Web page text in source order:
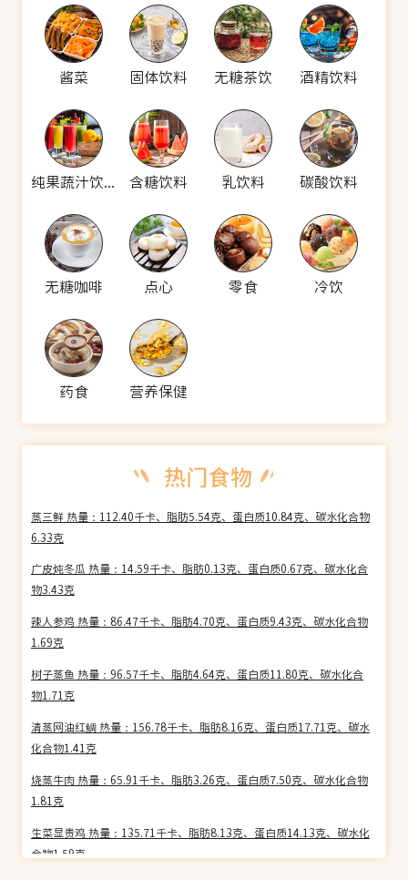
酱菜 固体饮料 无糖茶饮 酒精饮料
纯果蔬汁饮料 含糖饮料 乳饮料 碳酸饮料
无糖咖啡 点心 零食 冷饮
药食 营养保健
蒸三鲜 热量：112.40千卡、脂肪5.54克、蛋白质10.84克、碳水化合物
6.33克
广皮炖冬瓜 热量：14.59千卡、脂肪0.13克、蛋白质0.67克、碳水化合
物3.43克
辣人参鸡 热量：86.47千卡、脂肪4.70克、蛋白质9.43克、碳水化合物
1.69克
树子蒸鱼 热量：96.57千卡、脂肪4.64克、蛋白质11.80克、碳水化合
物1.71克
清蒸网油红鲷 热量：156.78千卡、脂肪8.16克、蛋白质17.71克、碳水
化合物1.41克
烧蒸牛肉 热量：65.91千卡、脂肪3.26克、蛋白质7.50克、碳水化合物
1.81克
生菜显贵鸡 热量：135.71千卡、脂肪8.13克、蛋白质14.13克、碳水化
合物1.59克